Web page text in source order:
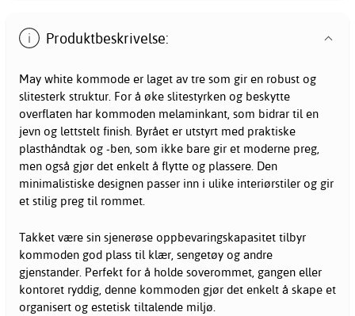
Produktbeskrivelse:
May white kommode er laget av tre som gir en robust og
slitesterk struktur. For å øke slitestyrken og beskytte
overflaten har kommoden melaminkant, som bidrar til en
jevn og lettstelt finish. Byrået er utstyrt med praktiske
plasthåndtak og -ben, som ikke bare gir et moderne preg,
men også gjør det enkelt å flytte og plassere. Den
minimalistiske designen passer inn i ulike interiørstiler og gir
et stilig preg til rommet.
Takket være sin sjenerøse oppbevaringskapasitet tilbyr
kommoden god plass til klær, sengetøy og andre
gjenstander. Perfekt for å holde soverommet, gangen eller
kontoret ryddig, denne kommoden gjør det enkelt å skape et
organisert og estetisk tiltalende miljø.